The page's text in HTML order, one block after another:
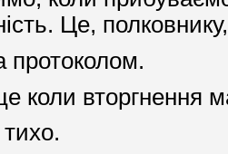
Це,
вторгнення